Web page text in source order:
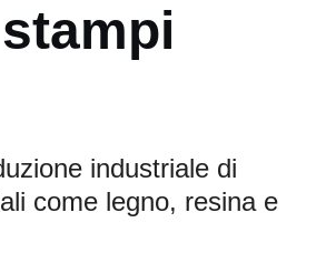
industriale di
come legno, resina e